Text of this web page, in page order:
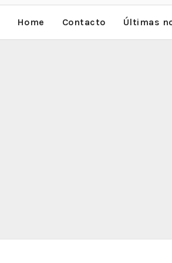
Home Contacto Últimas